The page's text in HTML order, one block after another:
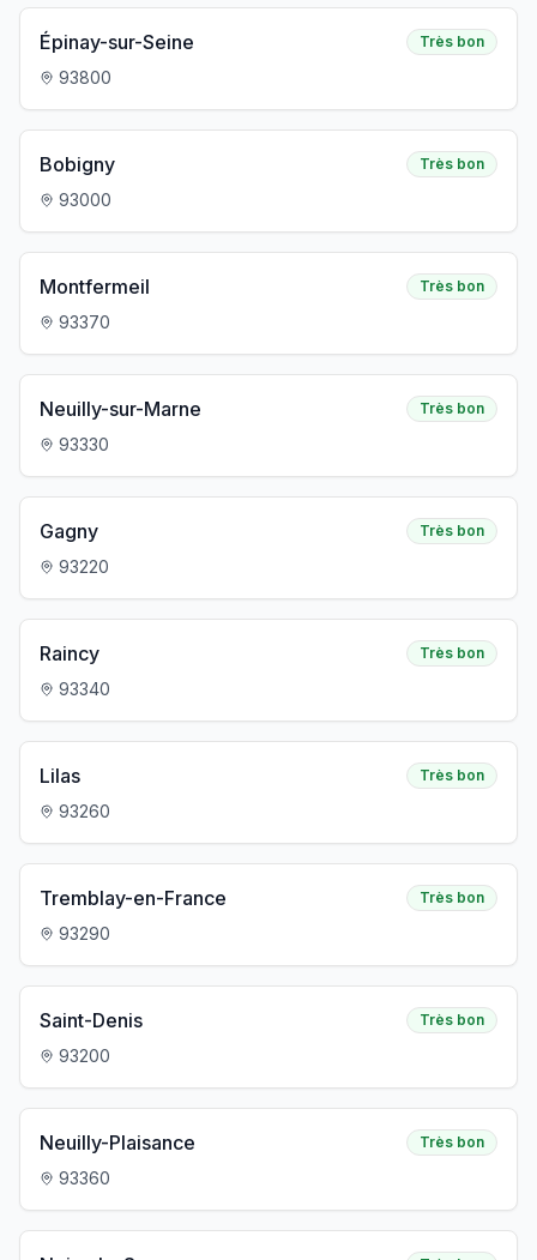
Épinay-sur-Seine Très bon
93800
Bobigny Très bon
93000
Montfermeil Très bon
93370
Neuilly-sur-Marne Très bon
93330
Gagny Très bon
93220
Raincy Très bon
93340
Lilas Très bon
93260
Tremblay-en-France Très bon
93290
Saint-Denis Très bon
93200
Neuilly-Plaisance Très bon
93360